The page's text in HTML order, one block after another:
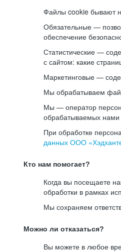
Файлы cookie бывают
Обязательные —
обеспечение
Статистические —
с сайтом: какие
Маркетинговые —
Мы обрабатываем
Мы — оператор
обрабатываемых
При обработке
данных ООО
Кто нам помогает?
Когда вы посещаете
обработки в рамках
Мы сохраняем
Можно ли отказаться?
Вы можете в любое